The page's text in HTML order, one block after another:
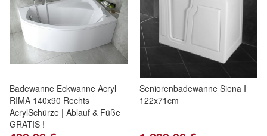
Badewanne Eckwanne Acryl
RIMA 140x90 Rechts
AcrylSchürze | Ablauf & Füße
GRATIS !
Seniorenbadewanne Siena I
122x71cm